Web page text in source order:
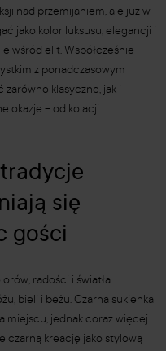
nad przemijaniem, ale już w
jako kolor luksusu, elegancji i
wśród elit. Współcześnie
z ponadczasowym
klasyczne, jak i
okazje – od kolacji
się
gości
radości i światła.
bieli i beżu. Czarna sukienka
miejscu, jednak coraz więcej
czarną kreację jako stylową